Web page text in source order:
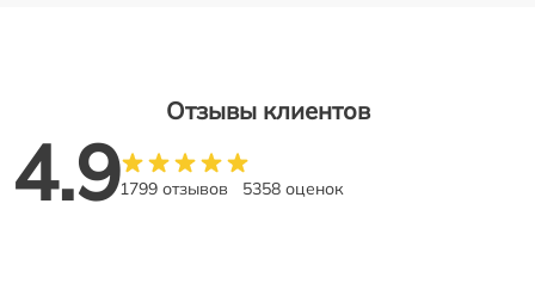
Отзывы клиентов
4.91799 отзывов 5358 оценок